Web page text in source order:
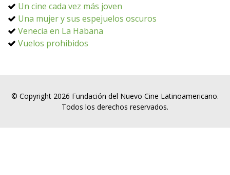
Un cine cada vez más joven
Una mujer y sus espejuelos oscuros
Venecia en La Habana
Vuelos prohibidos
© Copyright 2026 Fundación del Nuevo Cine Latinoamericano.
Todos los derechos reservados.